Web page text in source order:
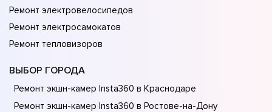
Ремонт электровелосипедов
Ремонт электросамокатов
Ремонт тепловизоров
ВЫБОР ГОРОДА
Ремонт экшн-камер Insta360 в Краснодаре
Ремонт экшн-камер Insta360 в Ростове-на-Донy